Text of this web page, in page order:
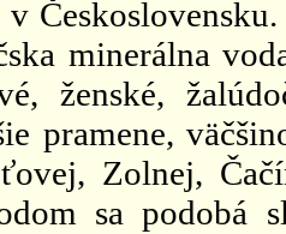
minerálna
ženské,
pramene,
Zolnej,
sa podobá